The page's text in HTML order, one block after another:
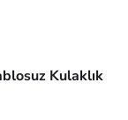
Kulaklık